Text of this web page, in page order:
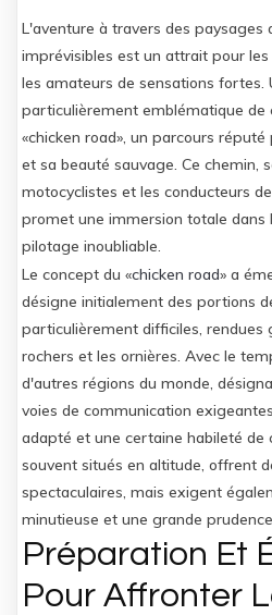
L'aventure à travers des paysages
imprévisibles est un attrait pour
les amateurs de sensations fortes.
particulièrement emblématique de
«chicken road», un parcours
et sa beauté sauvage. Ce chemin,
motocyclistes et les conducteurs
promet une immersion totale dans
pilotage inoubliable.
Le concept du «chicken road» a
désigne initialement des portions
particulièrement difficiles, rendues
rochers et les ornières. Avec le
d'autres régions du monde,
voies de communication
adapté et une certaine habileté de
souvent situés en altitude, offrent
spectaculaires, mais exigent
minutieuse et une grande
Préparation Et
Pour Affronter